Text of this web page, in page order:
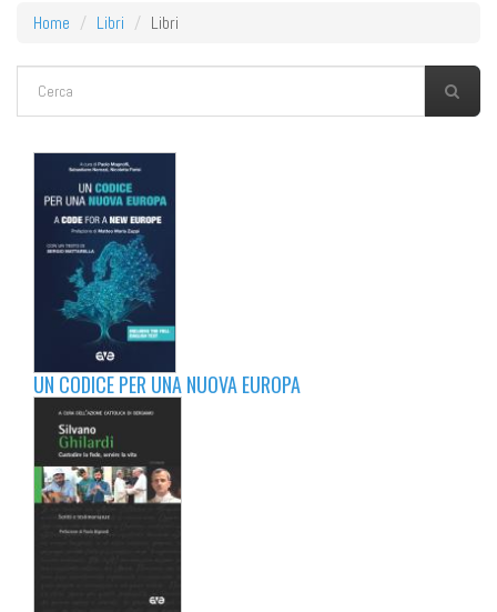
Home Libri Libri
FORM DI RICERCA
UN CODICE PER UNA NUOVA EUROPA